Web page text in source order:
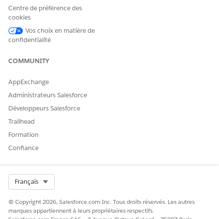
Onglet Règles de remplacement de l’en-tête de l’hôte
Dites-nous ce que nous pouvons améliorer !
Oui Non
Centre de préférence des
cookies
Vos choix en matière de
confidentialité
COMMUNITY
AppExchange
Administrateurs Salesforce
Développeurs Salesforce
Trailhead
Formation
Confiance
Français
© Copyright 2026, Salesforce.com Inc. Tous droits réservés. Les autres
marques appartiennent à leurs propriétaires respectifs.